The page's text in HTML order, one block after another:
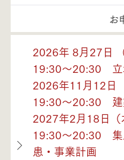
お
2026年 8月27日
19:30～20:30 立
2026年11月12日
19:30～20:30 建
2027年2月18日（
19:30～20:30 集
患・事業計画